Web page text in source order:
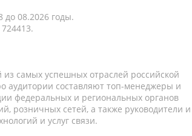
до 08.2026 годы.
самых успешных отраслей российской
аудитории составляют топ-менеджеры и
федеральных и региональных органов
розничных сетей, а также руководители и
и услуг связи.